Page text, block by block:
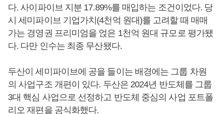
다. 사이파이브 지분 17.89%를 매입하는 조건이었다. 당
시 세미파이브 기업가치(4천억 원대)를 고려할 때 매매
가는 경영권 프리미엄을 얹은 1천억 원대 규모로 평가됐
다. 다만 인수는 최종 무산됐다.
두산이 세미파이브에 공을 들이는 배경에는 그룹 차원
의 사업구조 개편이 있다. 두산은 2024년 반도체를 그룹
3대 핵심 사업으로 선정하고 반도체 중심의 사업 포트폴
리오 재편을 공식화했다.